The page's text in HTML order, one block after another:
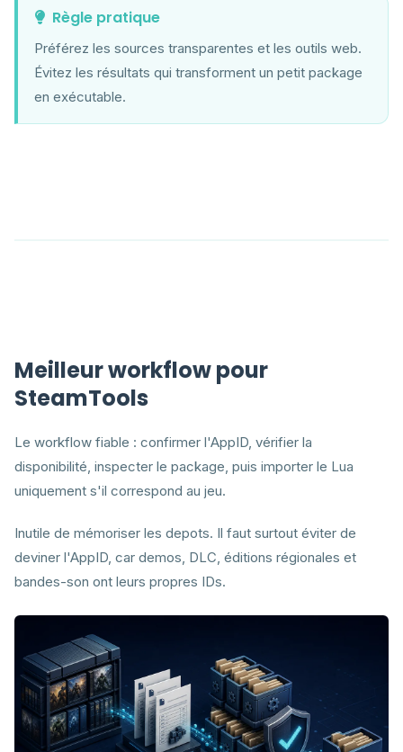
Règle pratique
Préférez les sources transparentes et les outils web.
Évitez les résultats qui transforment un petit package
en exécutable.
Meilleur workflow pour
SteamTools
Le workflow fiable : confirmer l'AppID, vérifier la
disponibilité, inspecter le package, puis importer le Lua
uniquement s'il correspond au jeu.
Inutile de mémoriser les depots. Il faut surtout éviter de
deviner l'AppID, car demos, DLC, éditions régionales et
bandes-son ont leurs propres IDs.